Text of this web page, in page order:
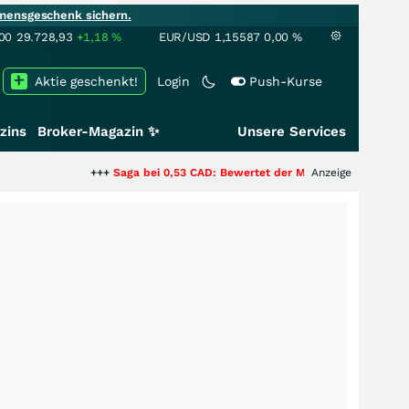
sichern.
29.728,93 +1,18% EUR/USD 1,15587 0,00 %
Login Push-Kurse
Aktie geschenkt!
Broker-Magazin ✨ Unsere Services
Saga bei 0,53 CAD: Bewertet der Markt noch immer nur die
Anzeige